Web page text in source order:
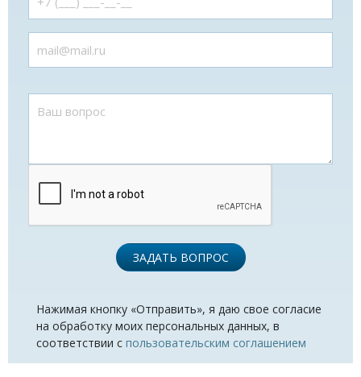
ЗАДАТЬ ВОПРОС
Нажимая кнопку «Отправить», я даю свое согласие
на обработку моих персональных данных, в
соответствии с пользовательским соглашением